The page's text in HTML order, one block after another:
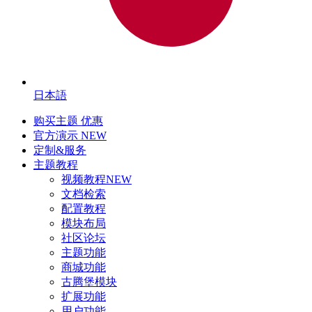
日本語
购买主题 优惠
官方演示 NEW
定制&服务
主题教程
视频教程NEW
文档检索
配置教程
模块布局
社区论坛
主题功能
商城功能
古腾堡模块
扩展功能